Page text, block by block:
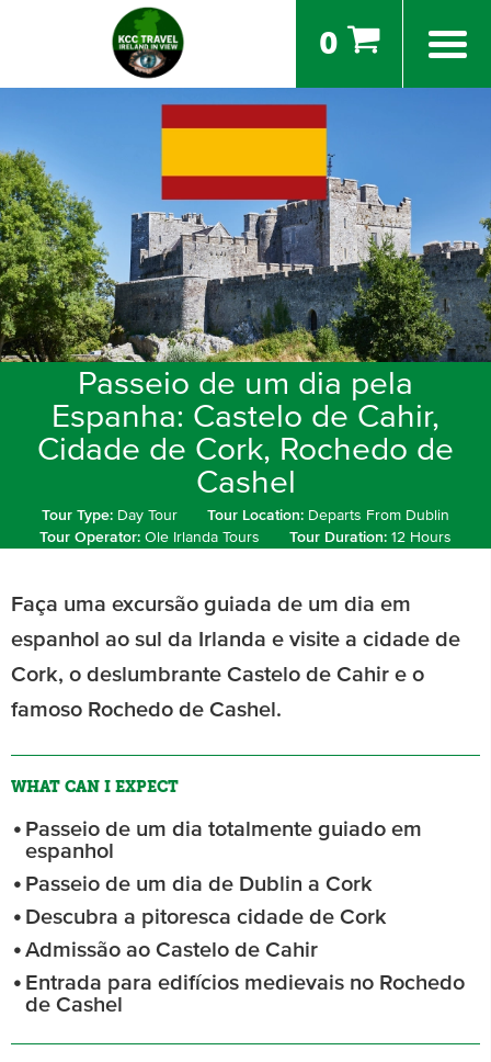
0
Passeio de um dia pela
Espanha: Castelo de Cahir,
Cidade de Cork, Rochedo de
Cashel
Tour Type: Day Tour Tour Location: Departs From Dublin
Tour Operator:Ole Irlanda Tours Tour Duration: 12 Hours
Faça uma excursão guiada de um dia em
espanhol ao sul da Irlanda e visite a cidade de
Cork, o deslumbrante Castelo de Cahir e o
famoso Rochedo de Cashel.
WHAT CAN I EXPECT
Passeio de um dia totalmente guiado em
espanhol
Passeio de um dia de Dublin a Cork
Descubra a pitoresca cidade de Cork
Admissão ao Castelo de Cahir
Entrada para edifícios medievais no Rochedo
de Cashel